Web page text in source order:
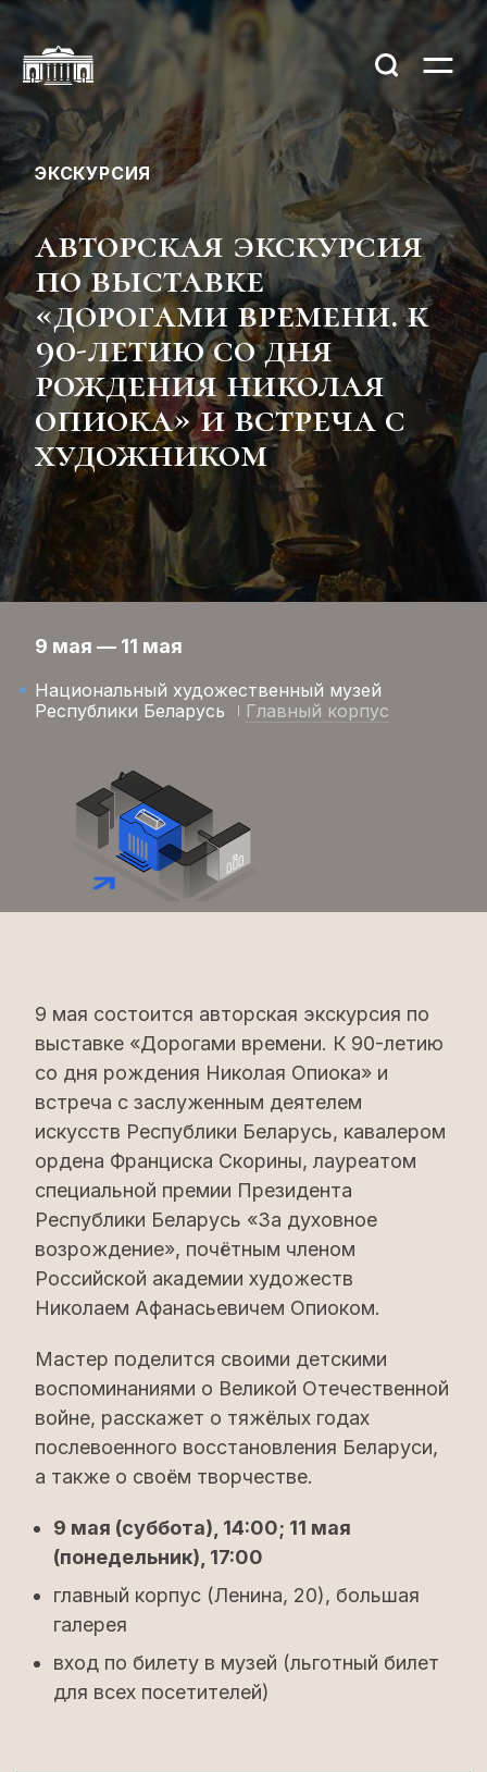
ЭКСКУРСИЯ
авторская экскурсия
по выставке
«дорогами времени. к
90-летию со дня
рождения николая
опиока» и встреча с
художником
9 мая — 11 мая
Национальный художественный музей
Республики Беларусь
Главный корпус
9 мая состоится авторская экскурсия по
выставке «Дорогами времени. К 90-летию
со дня рождения Николая Опиока» и
встреча с заслуженным деятелем
искусств Республики Беларусь, кавалером
ордена Франциска Скорины, лауреатом
специальной премии Президента
Республики Беларусь «За духовное
возрождение», почётным членом
Российской академии художеств
Николаем Афанасьевичем Опиоком.
Мастер поделится своими детскими
воспоминаниями о Великой Отечественной
войне, расскажет о тяжëлых годах
послевоенного восстановления Беларуси,
а также о своëм творчестве.
9 мая (суббота), 14:00; 11 мая
(понедельник), 17:00
главный корпус (Ленина, 20), большая
галерея
вход по билету в музей (льготный билет
для всех посетителей)